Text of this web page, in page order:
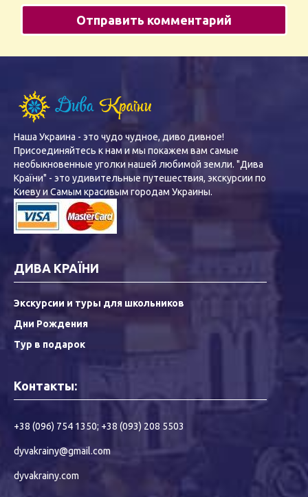
Наша Украина - это чудо чудное, диво дивное!
Присоединяйтесь к нам и мы покажем вам самые
необыкновенные уголки нашей любимой земли. "Дива
Країни" - это удивительные путешествия, экскурсии по
Киеву и Самым красивым городам Украины.
ДИВА КРАЇНИ
Экскурсии и туры для школьников
Дни Рождения
Тур в подарок
Контакты:
+38 (096) 754 1350; +38 (093) 208 5503
dyvakrainy@gmail.com
dyvakrainy.com